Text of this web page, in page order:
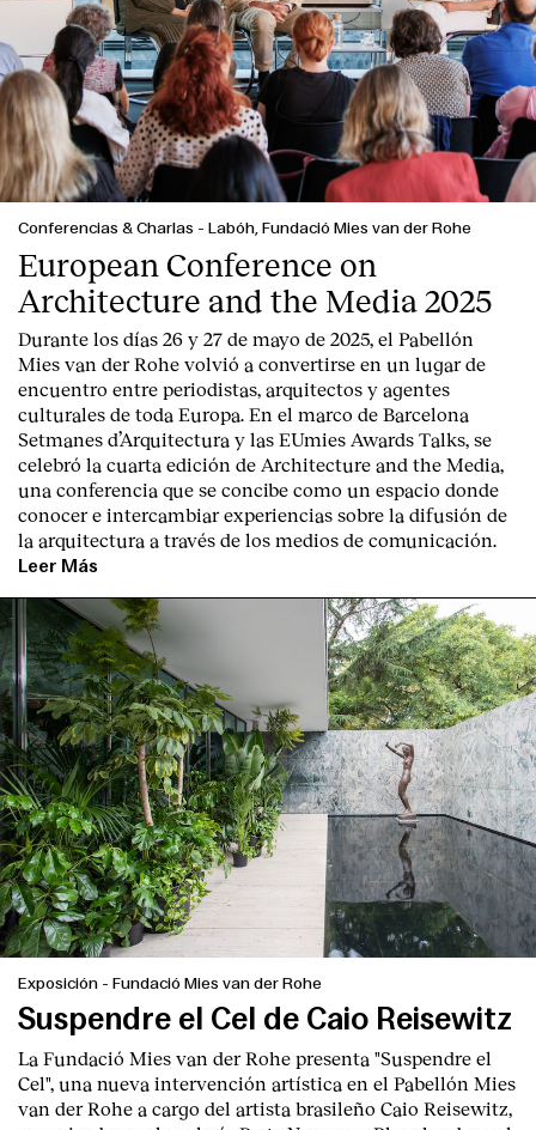
Conferencias & Charlas - Labóh, Fundació Mies van der Rohe
European Conference on
Architecture and the Media 2025
Durante los días 26 y 27 de mayo de 2025, el Pabellón
Mies van der Rohe volvió a convertirse en un lugar de
encuentro entre periodistas, arquitectos y agentes
culturales de toda Europa. En el marco de Barcelona
Setmanes d’Arquitectura y las EUmies Awards Talks, se
celebró la cuarta edición de Architecture and the Media,
una conferencia que se concibe como un espacio donde
conocer e intercambiar experiencias sobre la difusión de
la arquitectura a través de los medios de comunicación.
Leer Más
Exposición - Fundació Mies van der Rohe
Suspendre el Cel de Caio Reisewitz
La Fundació Mies van der Rohe presenta "Suspendre el
Cel", una nueva intervención artística en el Pabellón Mies
van der Rohe a cargo del artista brasileño Caio Reisewitz,